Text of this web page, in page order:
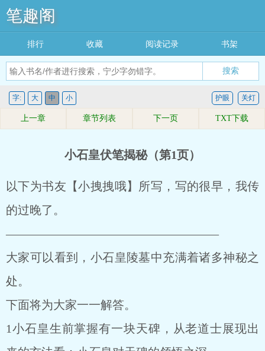
笔趣阁
搜索
排行 收藏 阅读记录 书架
字: 大 中 小 关灯
护眼
上一章 章节列表 下一页 TXT下载
小石皇伏笔揭秘（第1页）
以下为书友【小拽拽哦】所写，写的很早，我传
的过晚了。
——————————————————
大家可以看到，小石皇陵墓中充满着诸多神秘之
处。
下面将为大家一一解答。
1小石皇生前掌握有一块天碑，从老道士展现出